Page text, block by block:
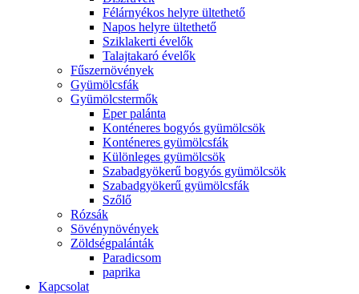
Félárnyékos helyre ültethető
Napos helyre ültethető
Sziklakerti évelők
Talajtakaró évelők
Fűszernövények
Gyümölcsfák
Gyümölcstermők
Eper palánta
Konténeres bogyós gyümölcsök
Konténeres gyümölcsfák
Különleges gyümölcsök
Szabadgyökerű bogyós gyümölcsök
Szabadgyökerű gyümölcsfák
Szőlő
Rózsák
Sövénynövények
Zöldségpalánták
Paradicsom
paprika
Kapcsolat